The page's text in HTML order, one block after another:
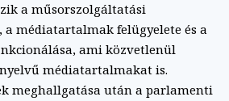
a műsorszolgáltatási
a médiatartalmak felügyelete és a
ami közvetlenül
médiatartalmakat is.
meghallgatása után a parlamenti